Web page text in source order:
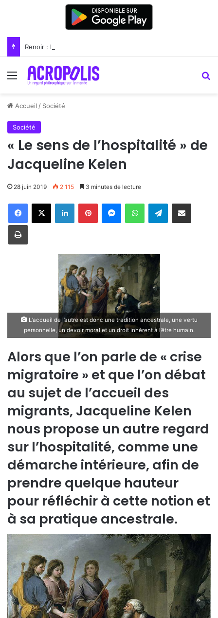
Renoir : la peinture comme un art du lien
Menu
Accueil / Société
Société
« Le sens de l’hospitalité » de
Jacqueline Kelen
28 juin 2019 2 115 3 minutes de lecture
LinkedinPinterestMessengerWhatsAppTelegramPartager par email
Imprimer
L’accueil de l’autre est donc une tradition ancestrale, une vertu
personnelle, un devoir moral et un droit inhérent à l’être humain.
Alors que l’on parle de « crise
migratoire » et que l’on débat
au sujet de l’accueil des
migrants, Jacqueline Kelen
nous propose un autre regard
sur l’hospitalité, comme une
démarche intérieure, afin de
prendre quelque hauteur
pour réfléchir à cette notion et
à sa pratique ancestrale.